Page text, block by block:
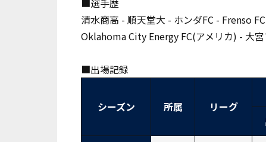
■選手歴
清水商高 - 順天堂大 - ホンダFC - Frenso
Oklahoma City Energy FC(アメリカ) - 大
■出場記録
シーズン 所属 リーグ